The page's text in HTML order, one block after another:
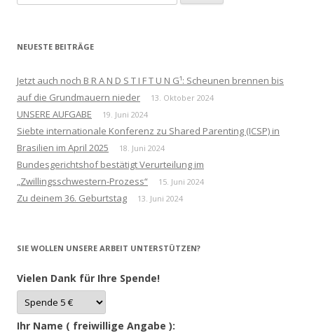
nach:
NEUESTE BEITRÄGE
Jetzt auch noch B R A N D S T I F T U N G¹: Scheunen brennen bis
auf die Grundmauern nieder
13. Oktober 2024
UNSERE AUFGABE 19. Juni 2024
Siebte internationale Konferenz zu Shared Parenting (ICSP) in
Brasilien im April 2025
18. Juni 2024
Bundesgerichtshof bestätigt Verurteilung im
„Zwillingsschwestern-Prozess“
15. Juni 2024
Zu deinem 36. Geburtstag 13. Juni 2024
SIE WOLLEN UNSERE ARBEIT UNTERSTÜTZEN?
Vielen Dank für Ihre Spende!
Ihr Name ( freiwillige Angabe ):